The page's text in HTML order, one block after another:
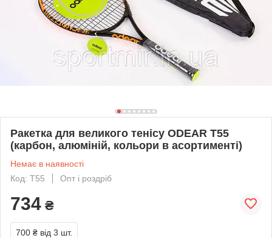
Ракетка для великого тенісу ODEAR T55
(карбон, алюміній, кольори в асортименті)
Немає в наявності
Код: T55
Опт і роздріб
734 ₴
700 ₴ від 3 шт.